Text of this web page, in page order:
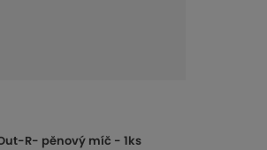
Out-R- pěnový míč - 1ks